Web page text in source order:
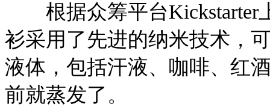
根据众筹平台Kickstarter
衫采用了先进的纳米技术，
液体，包括汗液、咖啡、红
前就蒸发了。